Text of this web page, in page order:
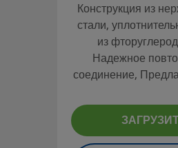
Конструкция из
стали,
из
Надежное
соединение,
1 1/2